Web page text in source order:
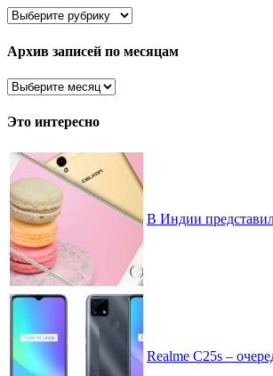
Здесь
рассортировано
Архив записей по месяцам
Архив
по
Это интересно
В Индии
Realme C25s –